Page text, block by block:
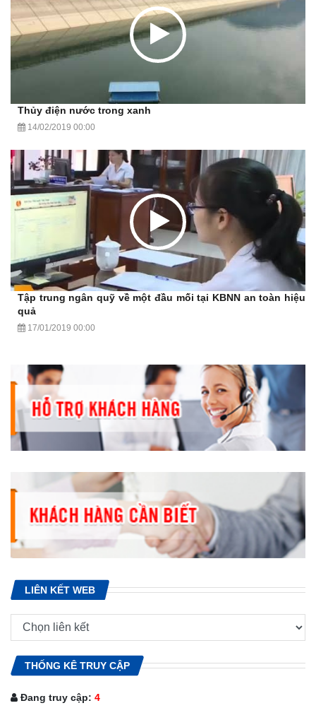
Thủy điện nước trong xanh
14/02/2019 00:00
Tập trung ngân quỹ về một đầu mối tại KBNN an toàn hiệu
quả
17/01/2019 00:00
LIÊN KẾT WEB
THỐNG KÊ TRUY CẬP
Đang truy cập: 4